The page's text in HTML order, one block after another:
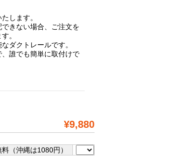
します。
きない場合、ご注文を
。
ダクトレールです。
、誰でも簡単に取付けで
¥9,880
（沖縄は1080円）